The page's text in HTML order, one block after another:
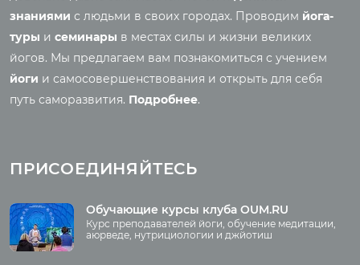
Семинары
Аудио отзывы о
О нас
Реинкарнация
Основы йоги
Медитация
Шаткармы
Пранаяма
Фото
знаниями с людьми в своих городах. Проводим йога-
туры и семинары в местах силы и жизни великих
йогов. Мы предлагаем вам познакомиться с учением
йоги и самосовершенствования и открыть для себя
путь саморазвития. Подробнее.
ПРИСОЕДИНЯЙТЕСЬ
Обучающие курсы клуба OUM.RU
Курс преподавателей йоги, обучение медитации,
аюрведе, нутрициологии и джйотиш